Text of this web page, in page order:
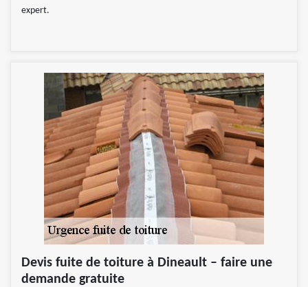
expert.
Devis fuite de toiture à Dineault – faire une
demande gratuite